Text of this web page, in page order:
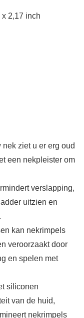
x 2,17 inch
ziet u er erg oud
een nekpleister om
verslapping,
uitzien en
kan nekrimpels
veroorzaakt door
en spelen met
siliconen
van de huid,
nekrimpels